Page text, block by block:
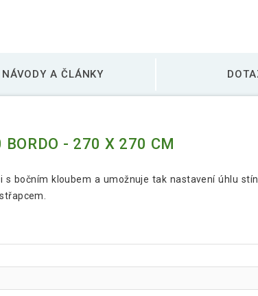
NÁVODY A ČLÁNKY
BORDO - 270 X 270 CM
bočním kloubem a umožnuje tak nastavení úhlu